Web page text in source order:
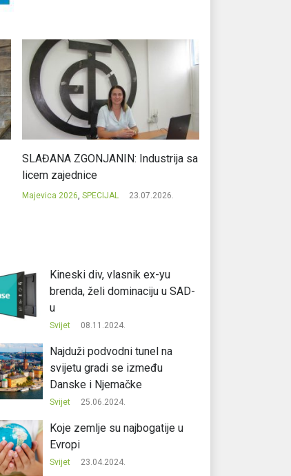
SLAĐANA ZGONJANIN: Industrija sa
licem zajednice
Majevica 2026, SPECIJAL 23.07.2026.
Kineski div, vlasnik ex-yu
brenda, želi dominaciju u SAD-
u
Svijet 08.11.2024.
Najduži podvodni tunel na
svijetu gradi se između
Danske i Njemačke
Svijet 25.06.2024.
Koje zemlje su najbogatije u
Evropi
Svijet 23.04.2024.